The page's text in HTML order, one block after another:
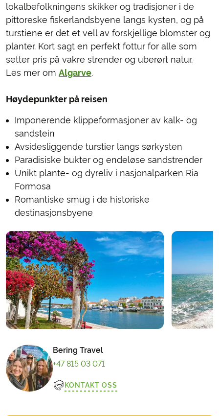
lokalbefolkningens skikker og tradisjoner i de
pittoreske fiskerlandsbyene langs kysten, og på
turstiene er det et vell av forskjellige blomster og
planter. Kort sagt en perfekt fottur for alle som
setter pris på vakre strender og uberørt natur.
Les mer omAlgarve.
Høydepunkter på reisen
Imponerende klippeformasjoner av kalk- og
sandstein
Avsidesliggende turstier langs sørkysten
Paradisiske bukter og endeløse sandstrender
Unikt plante- og dyreliv i nasjonalparken Ria
Formosa
Romantiske smug i de historiske
destinasjonsbyene
Bering Travel
+47 815 03 071
KONTAKT OSS